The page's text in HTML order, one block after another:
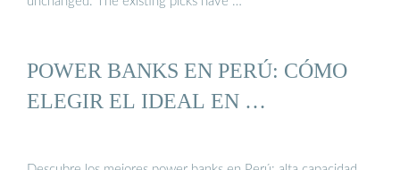
POWER BANKS EN PERÚ: CÓMO
ELEGIR EL IDEAL EN …